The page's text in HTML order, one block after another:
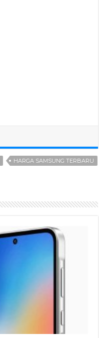
HARGA SAMSUNG TERBARU